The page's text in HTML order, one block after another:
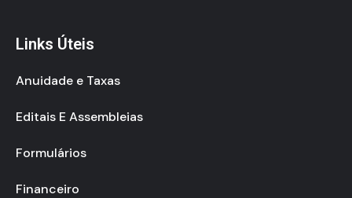
Links Úteis
Anuidade e Taxas
Editais E Assembleias
Formulários
Financeiro